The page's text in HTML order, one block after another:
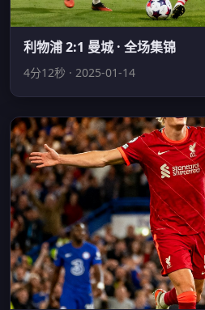
利物浦 2:1 曼城 · 全场集锦
4分12秒 · 2025-01-14